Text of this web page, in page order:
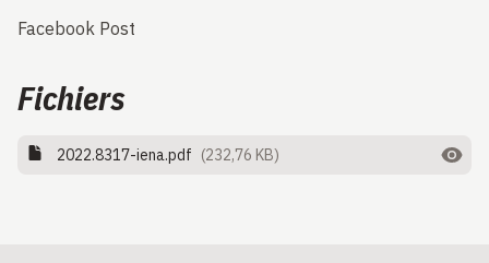
Facebook Post
Fichiers
2022.8317-iena.pdf (232,76 KB)